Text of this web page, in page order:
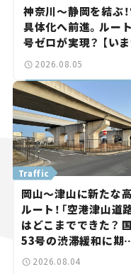
神奈川～静岡を結ぶ
具体化へ前進。ルー
号ゼロが実現？ 【い
2026.08.05
岡山～津山に新たな
ルート！「空港津山道路
はどこまでできた？
53号の渋滞緩和に期待
岡山市側でも動きが【い
Traffic
2026.08.04